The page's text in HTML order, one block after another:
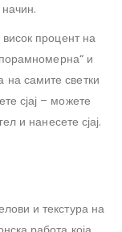
процент на
и
самите светки
сјај – можете
и нанесете сјај.
и текстура на